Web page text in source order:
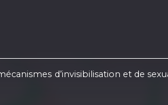
d’invisibilisation et de